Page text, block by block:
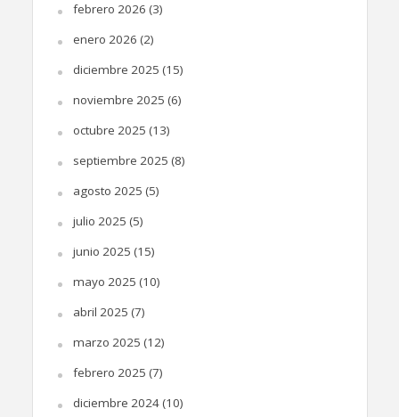
febrero 2026 (3)
enero 2026 (2)
diciembre 2025 (15)
noviembre 2025 (6)
octubre 2025 (13)
septiembre 2025 (8)
agosto 2025 (5)
julio 2025 (5)
junio 2025 (15)
mayo 2025 (10)
abril 2025 (7)
marzo 2025 (12)
febrero 2025 (7)
diciembre 2024(10)